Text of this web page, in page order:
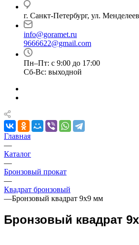
г. Санкт-Петербург, ул.
info@goramet.ru
9666622@gmail.com
Пн–Пт: с 9:00 до 17:00
Сб-Вс: выходной
Главная
—
Каталог
—
Бронзовый прокат
—
Квадрат бронзовый
—Бронзовый квадрат 9х9 мм
Бронзовый квадрат